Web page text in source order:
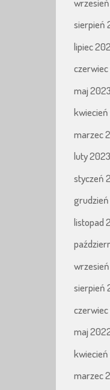
sierpień
lipiec
maj 2023
marzec
luty 2023
styczeń
listopad
sierpień
maj
marzec